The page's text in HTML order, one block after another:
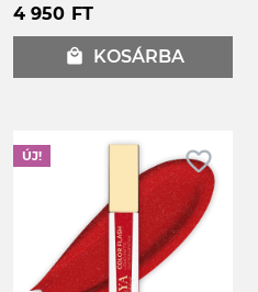
4 950 FT
local_mall KOSÁRBA
favorite_border
ÚJ!